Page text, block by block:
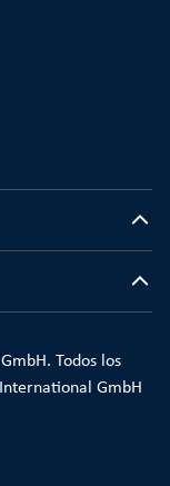
Todos los
GmbH